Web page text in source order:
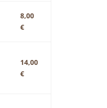
8,00
€
14,00
€